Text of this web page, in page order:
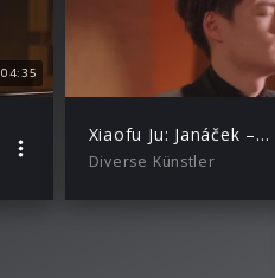
04:35
Xiaofu Ju: Janáček – In the Mists, I. Andante
Diverse Künstler